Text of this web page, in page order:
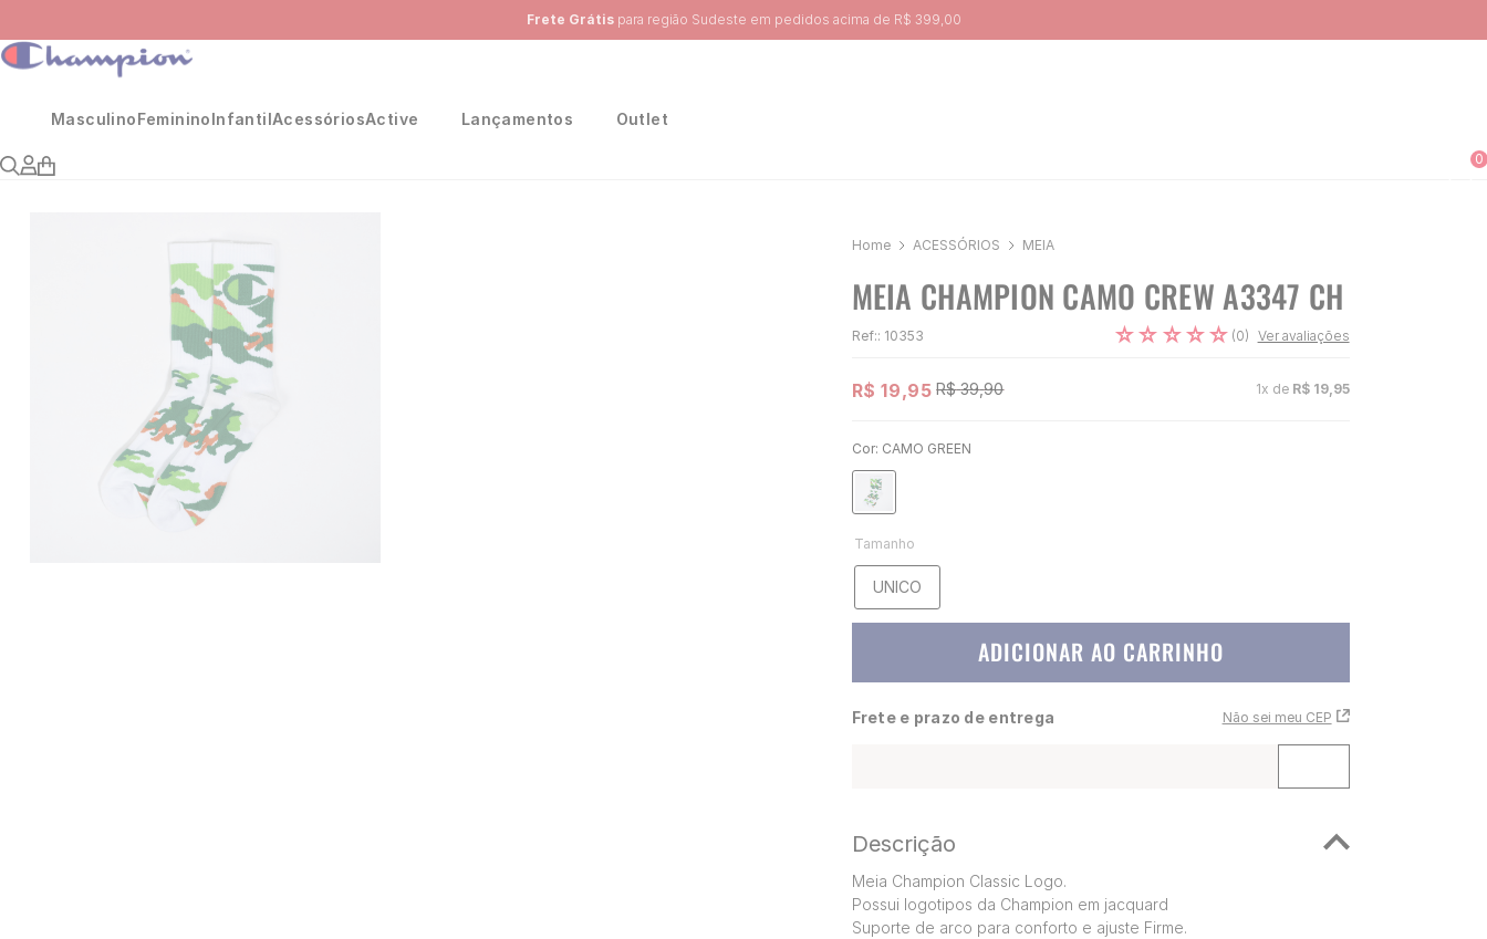
Ganhe 10% na primeira compra, utilizando o cupom: PRIMEIRA10
MasculinoFemininoInfantilAcessóriosActive Lançamentos Outlet
0
ACESSÓRIOS MEIA
MEIA CHAMPION CAMO CREW A3347 CH
Ref:: 10353 ☆☆ ☆☆☆ (0) Ver avaliações
R$ 19,95 R$ 39,90 1x de R$ 19, 95
Cor: CAMO GREEN
Tamanho
UNICO
ADICIONAR AO CARRINHO
Frete e prazo de entrega Não sei meu CEP
Descrição
Meia Champion Classic Logo.
Possui logotipos da Champion em jacquard
Suporte de arco para conforto e ajuste Firme.